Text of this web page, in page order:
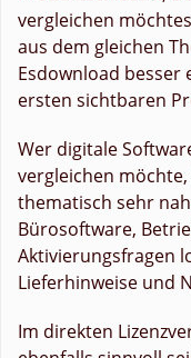
vergleichen
aus dem gleichen
Esdownload
ersten sichtbaren
Wer digitale
vergleichen
thematisch sehr
Bürosoftware,
Aktivierungsfragen
Lieferhinweise und
Im direkten